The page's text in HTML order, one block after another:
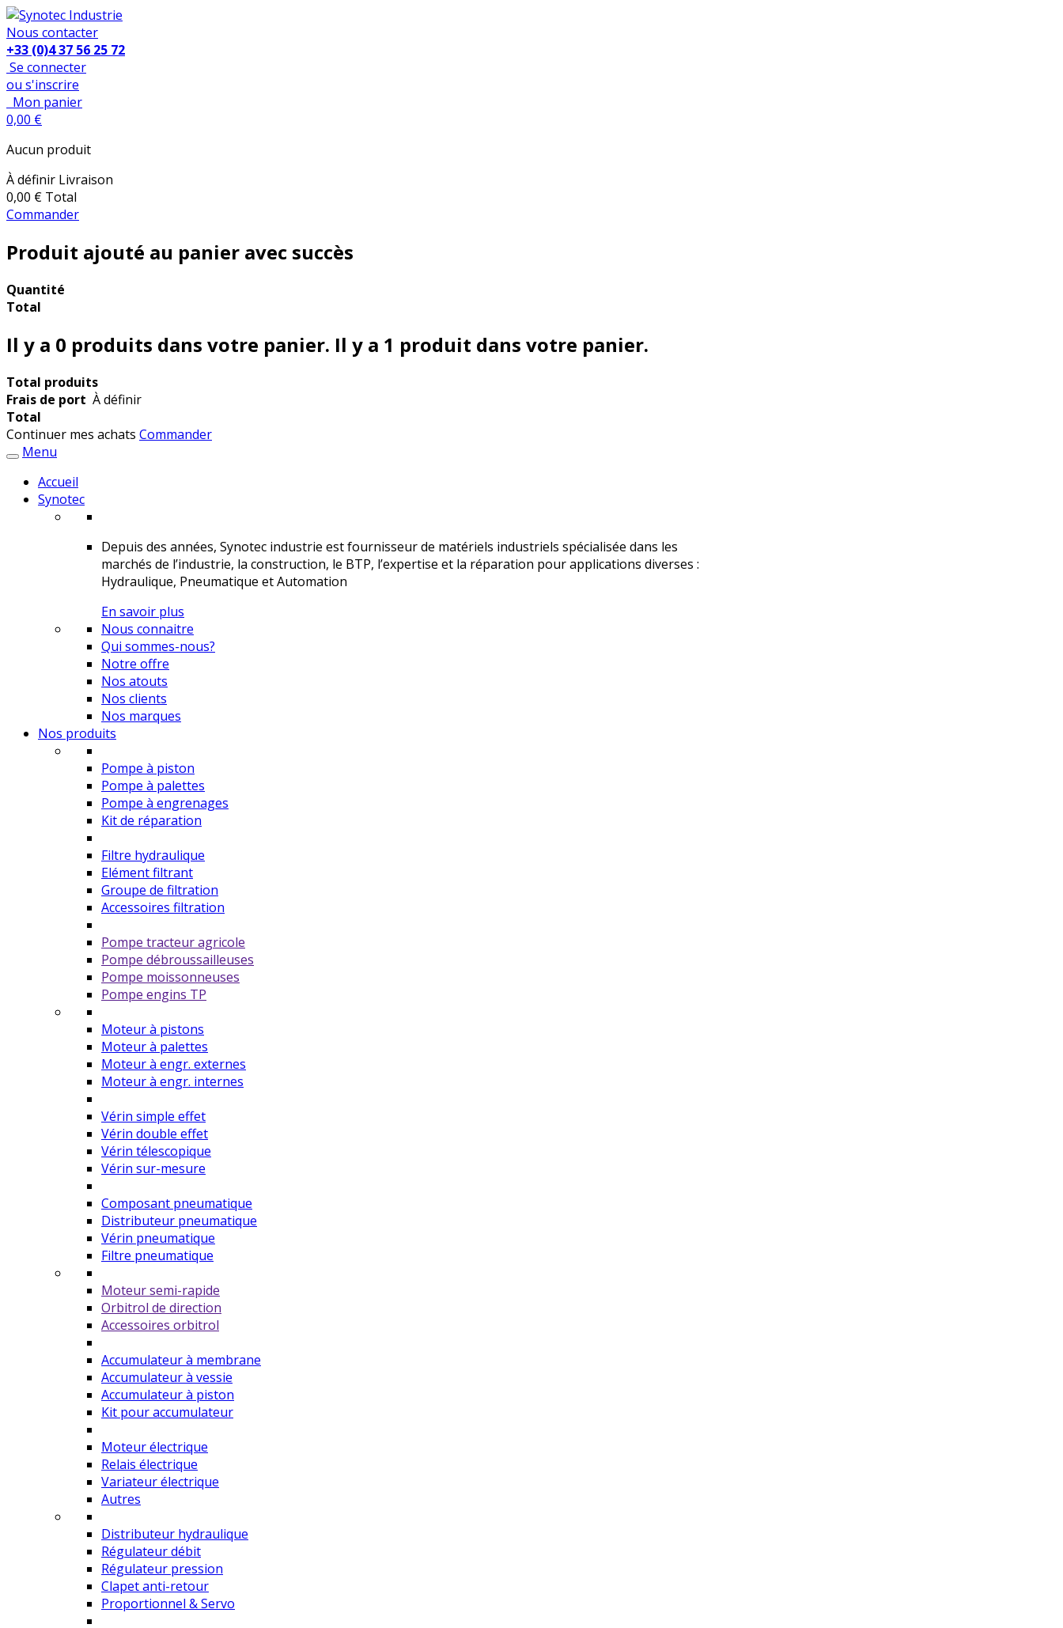
Nous contacter
+33 (0)4 37 56 25 72
Se connecter
ou s'inscrire
Mon panier
0,00 €
Aucun produit
À définir Livraison
0,00 € Total
Commander
Produit ajouté au panier avec succès
Quantité
Total
Il y a 0 produits dans votre panier. Il y a 1 produit dans votre panier.
Total produits
Frais de port À définir
Total
Continuer mes achats Commander
Menu
Accueil
Synotec
Depuis des années, Synotec industrie est fournisseur de matériels industriels spécialisée dans les
marchés de l’industrie, la construction, le BTP, l’expertise et la réparation pour applications diverses :
Hydraulique, Pneumatique et Automation
En savoir plus
Nous connaitre
Qui sommes-nous?
Notre offre
Nos atouts
Nos clients
Nos marques
Nos produits
Pompe à piston
Pompe à palettes
Pompe à engrenages
Kit de réparation
Filtre hydraulique
Elément filtrant
Groupe de filtration
Accessoires filtration
Pompe tracteur agricole
Pompe débroussailleuses
Pompe moissonneuses
Pompe engins TP
Moteur à pistons
Moteur à palettes
Moteur à engr. externes
Moteur à engr. internes
Vérin simple effet
Vérin double effet
Vérin télescopique
Vérin sur-mesure
Composant pneumatique
Distributeur pneumatique
Vérin pneumatique
Filtre pneumatique
Moteur semi-rapide
Orbitrol de direction
Accessoires orbitrol
Accumulateur à membrane
Accumulateur à vessie
Accumulateur à piston
Kit pour accumulateur
Moteur électrique
Relais électrique
Variateur électrique
Autres
Distributeur hydraulique
Régulateur débit
Régulateur pression
Clapet anti-retour
Proportionnel & Servo